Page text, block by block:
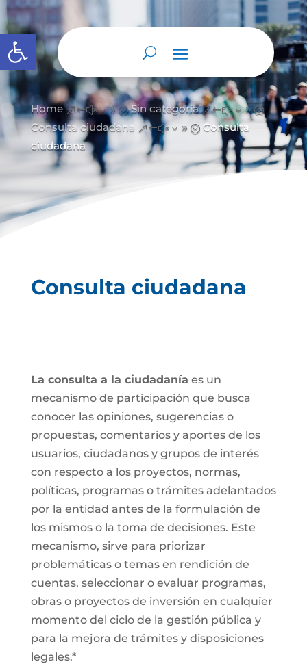
Abrir barra de herramientas
Home &#x39; Sin categoría &#x39;
Consulta ciudadana &#x39; Consulta
ciudadana
Consulta ciudadana
La consulta a la ciudadanía es un
mecanismo de participación que busca
conocer las opiniones, sugerencias o
propuestas, comentarios y aportes de los
usuarios, ciudadanos y grupos de interés
con respecto a los proyectos, normas,
políticas, programas o trámites adelantados
por la entidad antes de la formulación de
los mismos o la toma de decisiones. Este
mecanismo, sirve para priorizar
problemáticas o temas en rendición de
cuentas, seleccionar o evaluar programas,
obras o proyectos de inversión en cualquier
momento del ciclo de la gestión pública y
para la mejora de trámites y disposiciones
legales.*